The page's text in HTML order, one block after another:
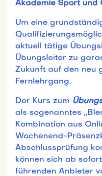
Akademie Sport und
Um eine
aktuell tätige
Übungsleiter zu
Zukunft auf den neu
Fernlehrgang.
Der Kurs zum
als sogenanntes
Kombination aus
Wochenend-
Abschlussprüfung
können sich ab
führenden Anbieter